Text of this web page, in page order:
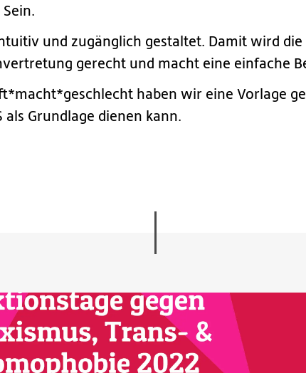
und zugänglich gestaltet. Damit wird die
gerecht und macht eine einfache
haben wir eine Vorlage
als Grundlage dienen kann.